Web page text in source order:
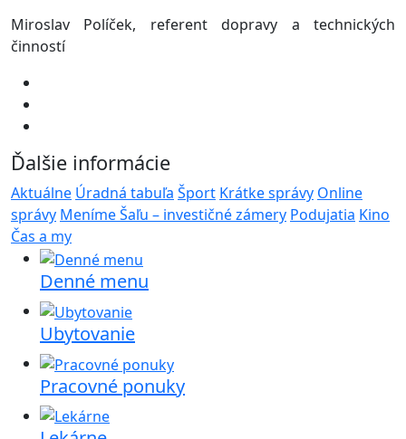
Miroslav Políček, referent dopravy a technických
činností
Ďalšie informácie
Aktuálne Úradná tabuľa Šport Krátke správy Online
správy Meníme Šaľu – investičné zámery Podujatia Kino
Čas a my
Denné menu
Ubytovanie
Pracovné ponuky